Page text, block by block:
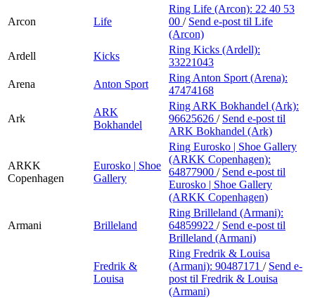
Arcon Life
Ring Life (Arcon): 22 40 53
00 / Send e-post til Life
(Arcon)
Ardell
Kicks
Ring Kicks (Ardell):
33221043
Arena
Anton Sport
Ring Anton Sport (Arena):
47474168
Ark
ARK
Bokhandel
Ring ARK Bokhandel (Ark):
96625626 / Send e-post til
ARK Bokhandel (Ark)
ARKK
Copenhagen
Eurosko | Shoe
Gallery
Ring Eurosko | Shoe Gallery
(ARKK Copenhagen):
64877900 / Send e-post til
Eurosko | Shoe Gallery
(ARKK Copenhagen)
Armani Brilleland
Ring Brilleland (Armani):
64859922 / Send e-post til
Brilleland (Armani)
Fredrik &
Louisa
Ring Fredrik & Louisa
(Armani): 90487171 / Send e-
post til Fredrik & Louisa
(Armani)